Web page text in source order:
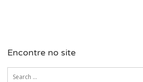
Encontre no site